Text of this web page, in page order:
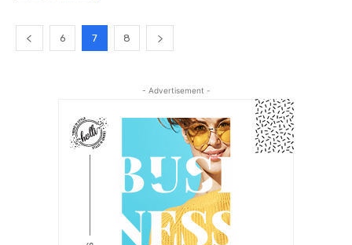
6 7 8
- Advertisement -